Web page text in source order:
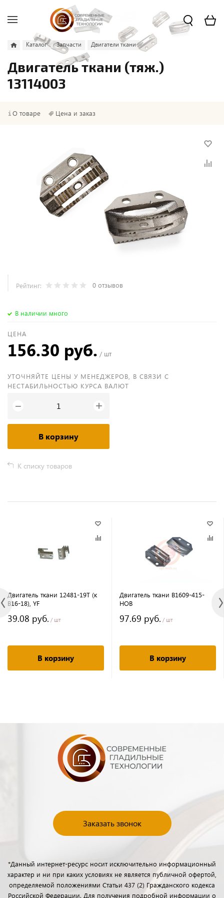
Каталог Запчасти Двигатели ткани
Двигатель ткани (тяж.)
13114003
О товаре Цена и заказ
Рейтинг: 0 отзывов
В наличии много
ЦЕНА
156.30 руб. / шт
УТОЧНЯЙТЕ ЦЕНЫ У МЕНЕДЖЕРОВ, В СВЯЗИ С
НЕСТАБИЛЬНОСТЬЮ КУРСА ВАЛЮТ
− +
В корзину
К списку товаров
Двигатель ткани 12481-19T (к
B16-18), YF
39.08 руб. / шт
В корзину
Двигатель ткани B1609-415-
HOB
97.69 руб. / шт
В корзину
Заказать звонок
*Данный интернет-ресурс носит исключительно информационный
характер и ни при каких условиях не является публичной офертой,
определяемой положениями Статьи 437 (2) Гражданского кодекса
Российской Федерации. Для получения подробной информации о